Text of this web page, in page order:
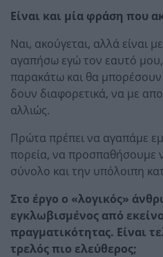
Είναι και μία φράση που
Ναι, ακούγεται, αλλά είναι
αγαπήσω εγώ τον εαυτό
παρακάτω και θα μπορέσουν
δουν διαφορετικά, να με
αλλιώς.
Πρώτα πρέπει να αγαπάμε
πορεία, να προσπαθήσουμε
σύνολο και την υπόλοιπη
Στο έργο ο «λογικός»
εγκλωβισμένος από
πραγματικότητας. Είναι
τρελός πιο ελεύθερος;